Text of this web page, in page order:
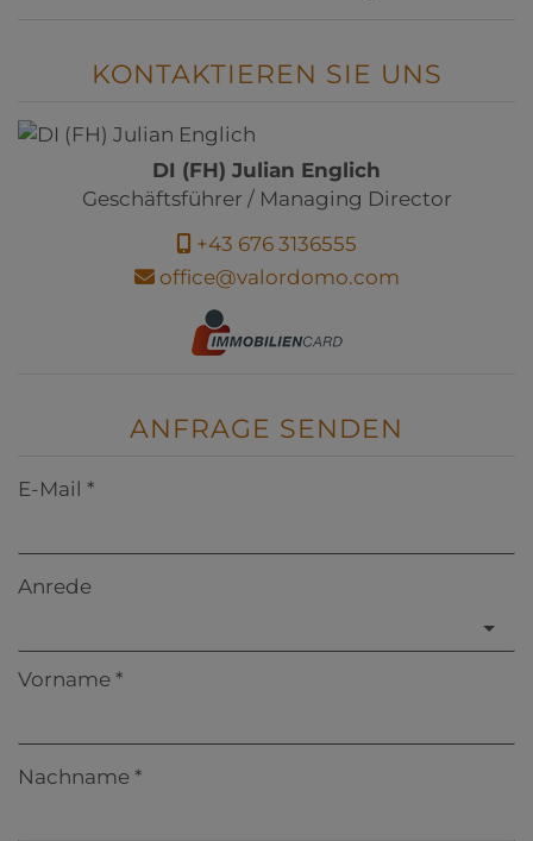
KONTAKTIEREN SIE UNS
DI (FH) Julian Englich
Geschäftsführer / Managing Director
+43 676 3136555
office@valordomo.com
ANFRAGE SENDEN
E-Mail
Anrede
Vorname
Nachname